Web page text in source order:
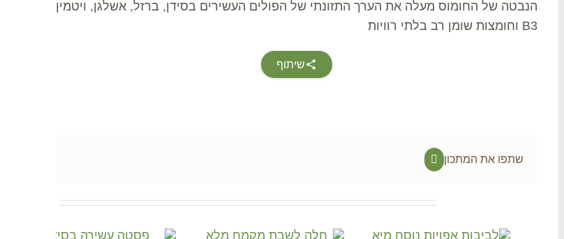
הנבטה של החומוס מעלה את הערך התזונתי של הפולים העשירים בסידן, ברזל, אשלגן, ויטמין
B3 וחומצות שומן רב בלתי רוויות
שיתוף
שתפו את המתכון Facebook